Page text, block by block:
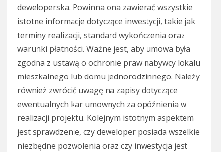
deweloperska. Powinna ona zawierać wszystkie
istotne informacje dotyczące inwestycji, takie jak
terminy realizacji, standard wykończenia oraz
warunki płatności. Ważne jest, aby umowa była
zgodna z ustawą o ochronie praw nabywcy lokalu
mieszkalnego lub domu jednorodzinnego. Należy
również zwrócić uwagę na zapisy dotyczące
ewentualnych kar umownych za opóźnienia w
realizacji projektu. Kolejnym istotnym aspektem
jest sprawdzenie, czy deweloper posiada wszelkie
niezbędne pozwolenia oraz czy inwestycja jest